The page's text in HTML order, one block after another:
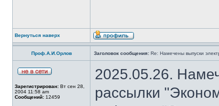
Вернуться наверх
Проф.А.И.Орлов Заголовок сообщения: Re: Намечены выпуски
Зарегистрирован: Вт сен 28,
2004 11:58 am
Сообщений: 12459
2025.05.26.
рассылки